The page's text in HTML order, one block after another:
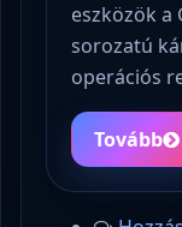
eszközök a
sorozatú
operációs
Tovább